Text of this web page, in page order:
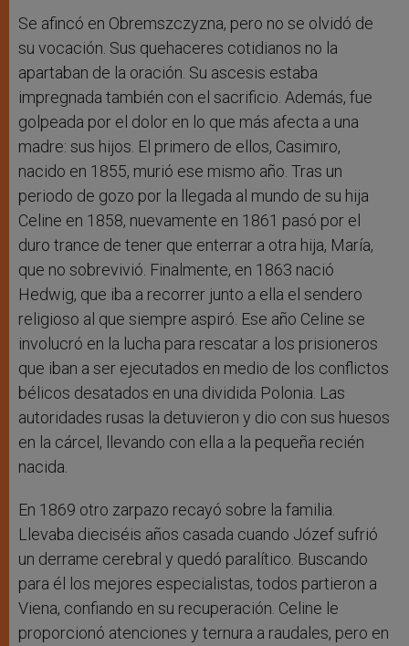
Se afincó en Obremszczyzna, pero no se olvidó de
su vocación. Sus quehaceres cotidianos no la
apartaban de la oración. Su ascesis estaba
impregnada también con el sacrificio. Además, fue
golpeada por el dolor en lo que más afecta a una
madre: sus hijos. El primero de ellos, Casimiro,
nacido en 1855, murió ese mismo año. Tras un
periodo de gozo por la llegada al mundo de su hija
Celine en 1858, nuevamente en 1861 pasó por el
duro trance de tener que enterrar a otra hija, María,
que no sobrevivió. Finalmente, en 1863 nació
Hedwig, que iba a recorrer junto a ella el sendero
religioso al que siempre aspiró. Ese año Celine se
involucró en la lucha para rescatar a los prisioneros
que iban a ser ejecutados en medio de los conflictos
bélicos desatados en una dividida Polonia. Las
autoridades rusas la detuvieron y dio con sus huesos
en la cárcel, llevando con ella a la pequeña recién
nacida.
En 1869 otro zarpazo recayó sobre la familia.
Llevaba dieciséis años casada cuando Józef sufrió
un derrame cerebral y quedó paralítico. Buscando
para él los mejores especialistas, todos partieron a
Viena, confiando en su recuperación. Celine le
proporcionó atenciones y ternura a raudales, pero en